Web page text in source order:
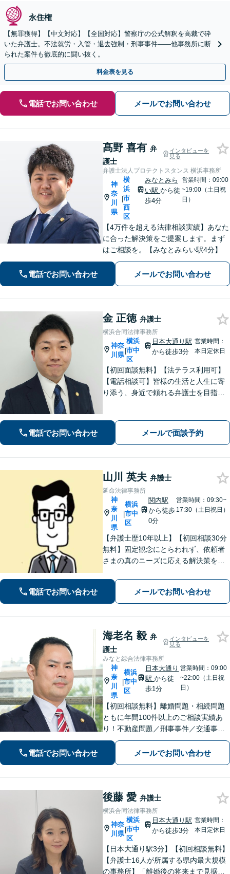
永住権
【無罪獲得】【中文対応】【全国対応】警察庁の公式解釈を高裁で砕
いた弁護士。不法就労・入管・退去強制・刑事事件——他事務所に断
られた案件も徹底的に闘い抜く。
料金表を見る
電話でお問い合わせ メールでお問い合わせ
髙野 喜有 弁
護士
インタビューを
見る
弁護士法人プロテクトスタンス 横浜事務所
神
奈
川
県
|
横
浜
市
西
区
みなとみら
い駅 から徒
歩4分
営業時間：09:00
~19:00（土日祝
日）
【4万件を超える法律相談実績】あなた
に合った解決策をご提案します。まず
はご相談を。【みなとみらい駅4分】
電話でお問い合わせ メールでお問い合わせ
金 正徳 弁護士
横浜合同法律事務所
神奈
川県
|
横浜
市中
区
日本大通り駅
から徒歩3分
営業時間：
本日定休日
【初回面談無料】【法テラス利用可】
【電話相談可】皆様の生活と人生に寄
り添う、身近で頼れる弁護士を目指し
債務整理／刑事事件など、お任せくだ
さい。おひとりで悩みを抱えず、まず
電話でお問い合わせ メールで面談予約
山川 英夫 弁護士
延命法律事務所
神
奈
川
県
|
横浜
市中
区
関内駅
から徒歩
0分
営業時間：09:30~
17:30（土日祝日）
【弁護士歴10年以上】【初回相談30分
無料】固定観念にとらわれず、依頼者
さまの真のニーズに応える解決策を導
士業との連携で不動産トラブルや相続
問題にワンストップの対応も可能【WE
B面談対応】【関内駅3分】
電話でお問い合わせ メールでお問い合わせ
海老名 毅 弁
護士
インタビューを
見る
みなと綜合法律事務所
神
奈
川
県
|
横浜
市中
区
日本大通り
駅から徒
歩1分
営業時間：09:00
~22:00（土日祝
日）
【初回相談無料】離婚問題・相続問題
ともに年間100件以上のご相談実績あ
り！不動産問題／刑事事件／交通事故
／借金問題／労働問題／債権回収にも
注力。これまで培ったノウハウを最大
限に活かし、最善の解決へ尽力します
電話でお問い合わせ メールでお問い合わせ
後藤 愛 弁護士
横浜合同法律事務所
神奈
川県
|
横浜
市中
区
日本大通り駅
から徒歩3分
営業時間：
本日定休日
【日本大通り駅3分】【初回相談無料】
【弁護士16人が所属する県内最大規模
の事務所】「離婚後の将来まで見据え